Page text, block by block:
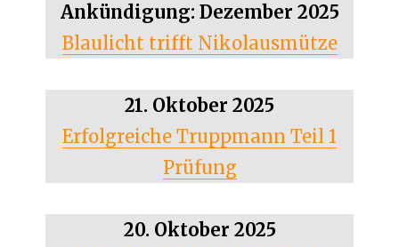
Ankündigung: Dezember 2025
Blaulicht trifft Nikolausmütze
21. Oktober 2025
Erfolgreiche Truppmann Teil 1
Prüfung
20. Oktober 2025